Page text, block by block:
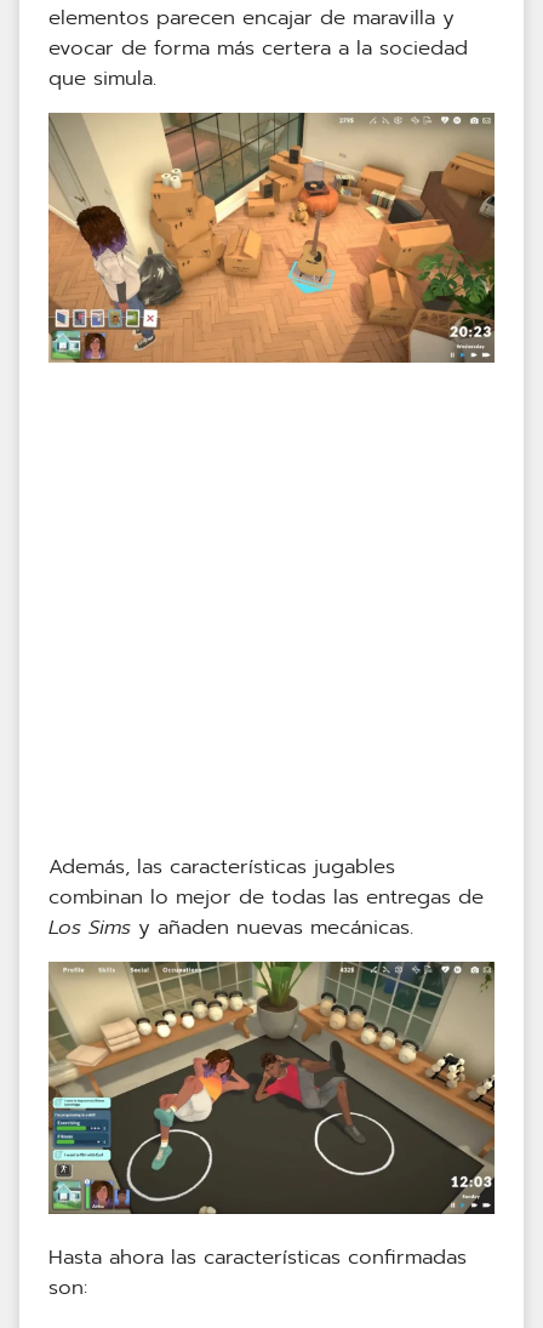
elementos parecen encajar de maravilla y
evocar de forma más certera a la sociedad
que simula.
Además, las características jugables
combinan lo mejor de todas las entregas de
Los Sims y añaden nuevas mecánicas.
Hasta ahora las características confirmadas
son: